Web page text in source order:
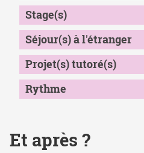
Stage(s)
Séjour(s) à l'étranger
Projet(s) tutoré(s)
Rythme
Et après ?